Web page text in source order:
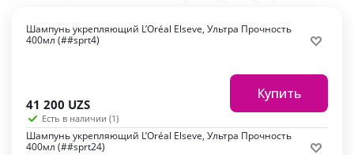
Шампунь укрепляющий L’Oréal Elseve, Ультра Прочность
400мл (##sprt4)
41 200 UZS
Есть в наличии (1)
Купить
Шампунь укрепляющий L’Oréal Elseve, Ультра Прочность
400мл (##sprt24)